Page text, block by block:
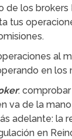
de los brokers
tus
al
en los
:
va de la
adelante: la
en